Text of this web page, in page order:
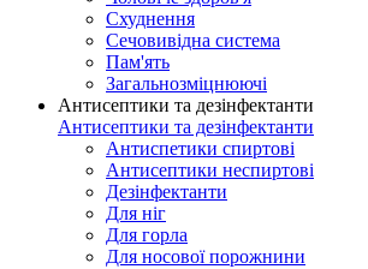
Схуднення
Сечовивідна система
Пам'ять
Загальнозміцнюючі
Антисептики та дезінфектанти
Антисептики та дезінфектанти
Антиспетики спиртові
Антисептики неспиртові
Дезінфектанти
Для ніг
Для горла
Для носової порожнини